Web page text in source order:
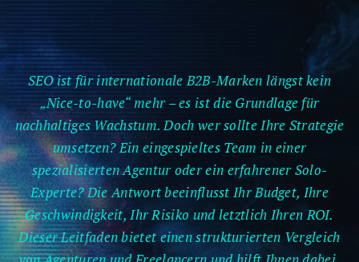
SEO ist für internationale B2B-Marken längst kein
„Nice-to-have“ mehr – es ist die Grundlage für
nachhaltiges Wachstum. Doch wer sollte Ihre Strategie
umsetzen? Ein eingespieltes Team in einer
spezialisierten Agentur oder ein erfahrener Solo-
Experte? Die Antwort beeinflusst Ihr Budget, Ihre
Geschwindigkeit, Ihr Risiko und letztlich Ihren ROI.
Dieser Leitfaden bietet einen strukturierten Vergleich